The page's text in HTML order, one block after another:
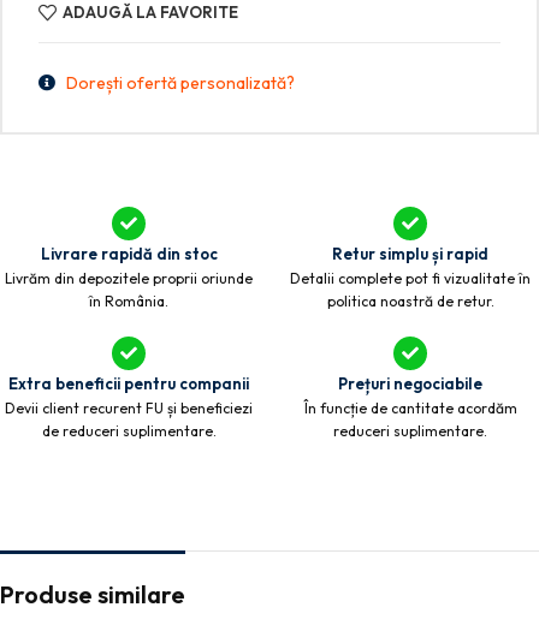
ADAUGĂ LA FAVORITE
Dorești ofertă personalizată?
Livrare rapidă din stoc
Livrăm din depozitele proprii oriunde
în România.
Retur simplu și rapid
Detalii complete pot fi vizualitate în
politica noastră de retur.
Extra beneficii pentru companii
Devii client recurent FU și beneficiezi
de reduceri suplimentare.
Prețuri negociabile
În funcție de cantitate acordăm
reduceri suplimentare.
Produse similare